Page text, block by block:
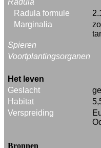
Radula
Radula formule
Marginalia
Spieren
Voortplantingsorganen
Het leven
Geslacht
Habitat
Verspreiding
Bronnen